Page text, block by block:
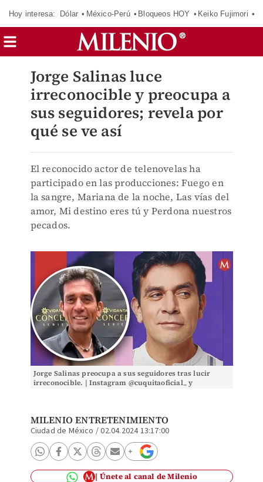
Hoy interesa: Dólar México-Perú Bloqueos HOY Keiko Fujimori
Jorge Salinas luce
irreconocible y preocupa a
sus seguidores; revela por
qué se ve así
El reconocido actor de telenovelas ha
participado en las producciones: Fuego en
la sangre, Mariana de la noche, Las vías del
amor, Mi destino eres tú y Perdona nuestros
pecados.
Jorge Salinas preocupa a sus seguidores tras lucir
irreconocible. | Instagram @cuquitaoficial_ y
MILENIO ENTRETENIMIENTO
Ciudad de México /02.04.2024 13:17:00
Únete al canal de Milenio